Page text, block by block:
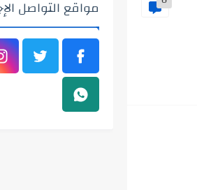
مواقع التواصل